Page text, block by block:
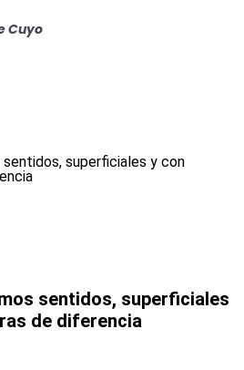
Cuyo
sentidos, superficiales
de diferencia